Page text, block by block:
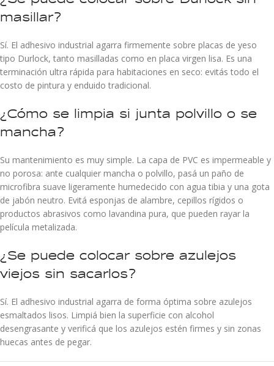
masillar?
Sí. El adhesivo industrial agarra firmemente sobre placas de yeso
tipo Durlock, tanto masilladas como en placa virgen lisa. Es una
terminación ultra rápida para habitaciones en seco: evitás todo el
costo de pintura y enduido tradicional.
¿Cómo se limpia si junta polvillo o se
mancha?
Su mantenimiento es muy simple. La capa de PVC es impermeable y
no porosa: ante cualquier mancha o polvillo, pasá un paño de
microfibra suave ligeramente humedecido con agua tibia y una gota
de jabón neutro. Evitá esponjas de alambre, cepillos rígidos o
productos abrasivos como lavandina pura, que pueden rayar la
película metalizada.
¿Se puede colocar sobre azulejos
viejos sin sacarlos?
Sí. El adhesivo industrial agarra de forma óptima sobre azulejos
esmaltados lisos. Limpiá bien la superficie con alcohol
desengrasante y verificá que los azulejos estén firmes y sin zonas
huecas antes de pegar.